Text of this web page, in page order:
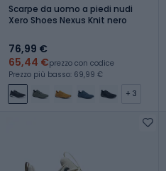
Scarpe da uomo a piedi nudi
Xero Shoes Nexus Knit nero
76,99 €
65,44 €prezzo con codice
Prezzo più basso: 69,99 €
+ 3